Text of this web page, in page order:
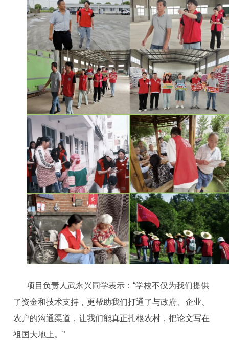
项目负责人武永兴同学表示：“学校不仅为我们提供
了资金和技术支持，更帮助我们打通了与政府、企业、
农户的沟通渠道，让我们能真正扎根农村，把论文写在
祖国大地上。”